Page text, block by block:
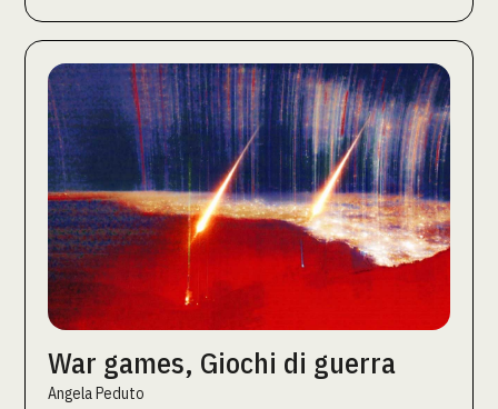
War games, Giochi di guerra
Angela Peduto